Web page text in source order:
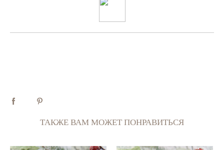
ТАКЖЕ ВАМ МОЖЕТ ПОНРАВИТЬСЯ